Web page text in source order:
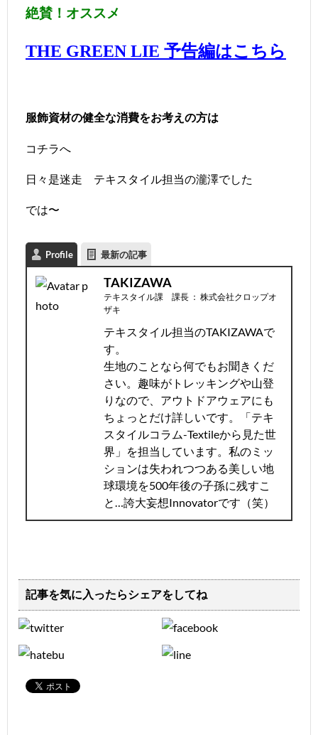
絶賛！オススメ
THE GREEN LIE 予告編はこちら
服飾資材の健全な消費をお考えの方は
コチラへ
日々是迷走 テキスタイル担当の瀧澤でした
では〜
Profile 最新の記事
TAKIZAWA
テキスタイル課 課長 ： 株式会社クロップオ
ザキ
テキスタイル担当のTAKIZAWAで
す。
生地のことなら何でもお聞きくだ
さい。趣味がトレッキングや山登
りなので、アウトドアウェアにも
ちょっとだけ詳しいです。「テキ
スタイルコラム-Textileから見た世
界」を担当しています。私のミッ
ションは失われつつある美しい地
球環境を500年後の子孫に残すこ
と…誇大妄想Innovatorです（笑）
記事を気に入ったらシェアをしてね